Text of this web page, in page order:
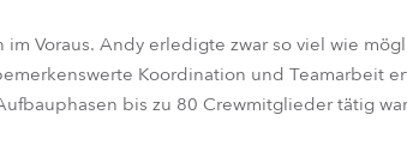
Voraus. Andy erledigte zwar so viel wie
Koordination und Teamarbeit
bis zu 80 Crewmitglieder tätig